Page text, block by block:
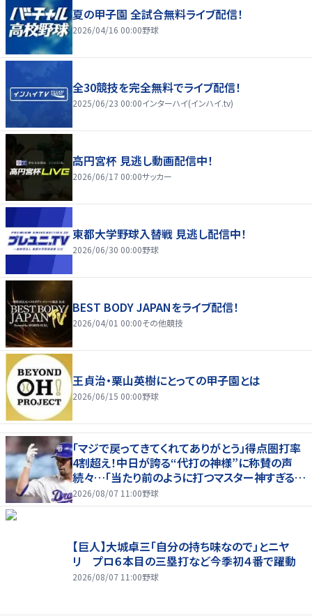
夏の甲子園 全試合無料ライブ配信！
2026/04/16 00:00野球
全30競技を完全無料でライブ配信！
2025/06/23 00:00インターハイ(インハイ.tv)
高円宮杯 見逃し動画配信中！
2026/06/17 00:00サッカー
東都大学野球入替戦 見逃し配信中！
2026/06/30 00:00野球
BEST BODY JAPANをライブ配信！
2026/04/01 00:00その他競技
王貞治・栗山英樹にとっての甲子園とは
2026/06/15 00:00野球
「マジで戻ってきてくれてありがとう」得点圏打率
4割超え！中日が誇る“代打の神様”に称賛の声
続々…「当たり前のように打つマスター神すぎる」
「また初球で決めたな」
2026/08/07 11:00野球
【巨人】大城卓三「自分の持ち味なので」とニヤ
リ プロ６本目の三塁打など今季初４番で躍動
2026/08/07 11:00野球